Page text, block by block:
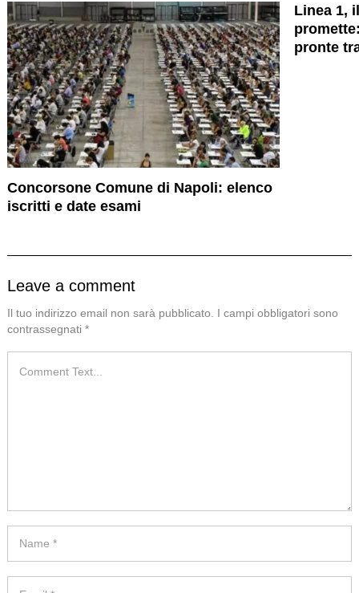
Concorsone Comune di Napoli: elenco
iscritti e date esami
Linea 1,
pronte
Leave a comment
Il tuo indirizzo email non sarà pubblicato.
I campi obbligatori sono
contrassegnati *